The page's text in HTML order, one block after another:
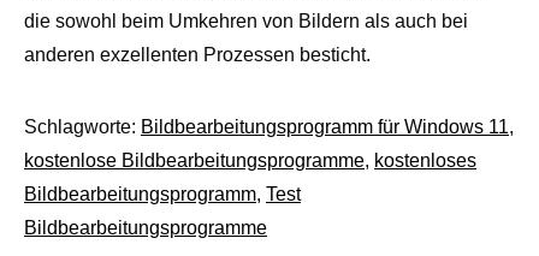
die sowohl beim Umkehren von Bildern als auch bei
anderen exzellenten Prozessen besticht.
Schlagworte: Bildbearbeitungsprogramm für Windows 11,
kostenlose Bildbearbeitungsprogramme, kostenloses
Bildbearbeitungsprogramm, Test
Bildbearbeitungsprogramme